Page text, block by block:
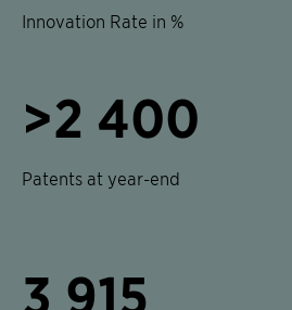
Innovation Rate in %
>2 400
Patents at year-end
3 915